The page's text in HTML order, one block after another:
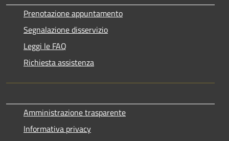
Prenotazione appuntamento
Segnalazione disservizio
Leggi le FAQ
Richiesta assistenza
Amministrazione trasparente
Informativa privacy